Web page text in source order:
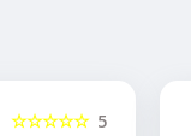
5
☆☆☆☆☆